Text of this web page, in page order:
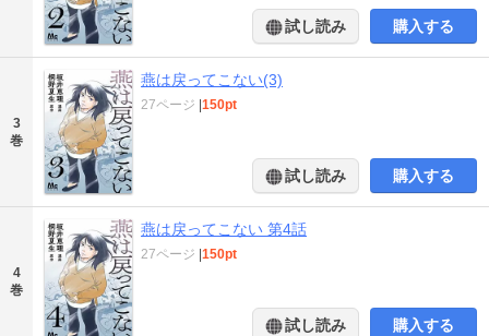
試し読み 購入する
3
巻
燕は戻ってこない(3)
27ページ |150pt
試し読み 購入する
4
巻
燕は戻ってこない 第4話
27ページ |150pt
試し読み 購入する